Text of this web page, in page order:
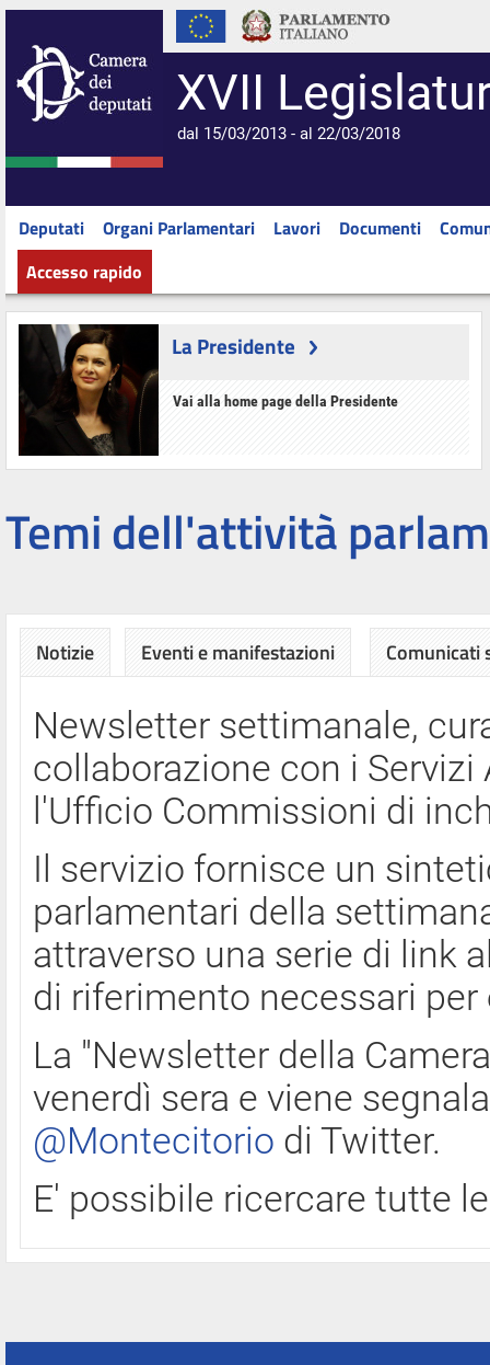
XVII
dal 15/03/2013 - al 22/03/2018
Deputati Organi Parlamentari Lavori Documenti
Accesso rapido
La Presidente
Vai alla home page della Presidente
Temi dell'attività
Notizie Eventi e manifestazioni Comunicati
Newsletter settimanale,
collaborazione con i
l'Ufficio Commissioni di
Il servizio fornisce un
parlamentari della
attraverso una serie di link
di riferimento necessari
La "Newsletter della
venerdì sera e viene
@Montecitorio di Twitter.
E' possibile ricercare tutte